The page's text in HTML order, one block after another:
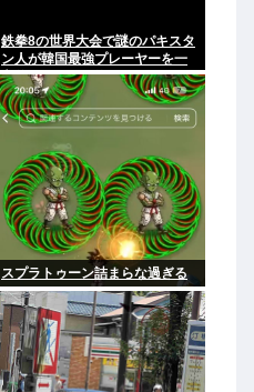
鉄拳8の世界大会で謎のパキスタ
ン人が韓国最強プレーヤーを一
方的にボコして約5000万円ゲッ
ト
スプラトゥーン詰まらな過ぎる